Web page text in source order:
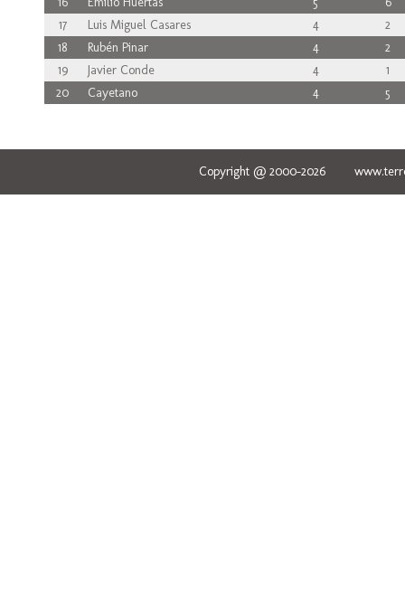
17
Luis Miguel Casares 4
2
18
Rubén Pinar 4
2
19
Javier Conde 4
1
20
Cayetano 4 5
Copyright @ 2000-2026